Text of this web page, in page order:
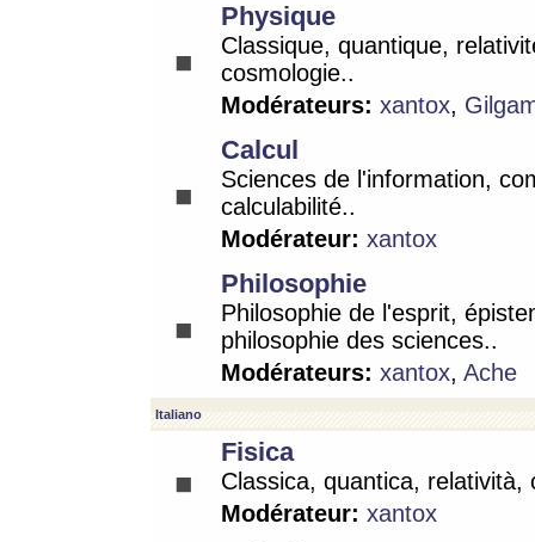
Physique
Classique, quantique,
cosmologie..
Modérateurs: xantox,
Calcul
Sciences de l'information,
calculabilité..
Modérateur: xantox
Philosophie
Philosophie de l'esprit,
philosophie des sciences..
Modérateurs: xantox, Ache
Italiano
Fisica
Classica, quantica, relatività,
Modérateur: xantox